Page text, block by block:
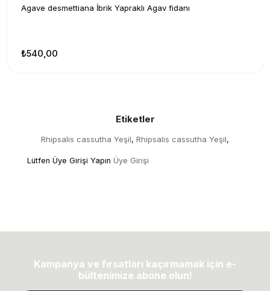
Agave desmettiana İbrik Yapraklı Agav fidanı
₺540,00
Etiketler
Rhipsalis cassutha Yeşil, Rhipsalis cassutha Yeşil,
Lütfen Üye Girişi Yapın Üye Girişi
Kampanya ve fırsatları kaçırmamak için e-
bültenimize abone olun!